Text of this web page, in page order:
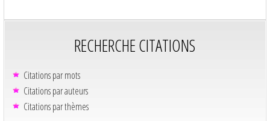
RECHERCHE CITATIONS
Citations par mots
Citations par auteurs
Citations par thèmes